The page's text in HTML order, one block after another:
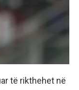
të rikthehet në